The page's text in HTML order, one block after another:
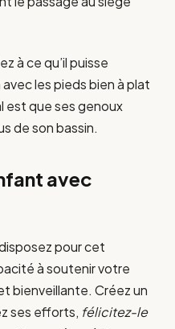
à ce qu’il puisse
les pieds bien à plat
est que ses genoux
de son bassin.
avec
pour cet
à soutenir votre
bienveillante. Créez un
ses efforts, félicitez-le